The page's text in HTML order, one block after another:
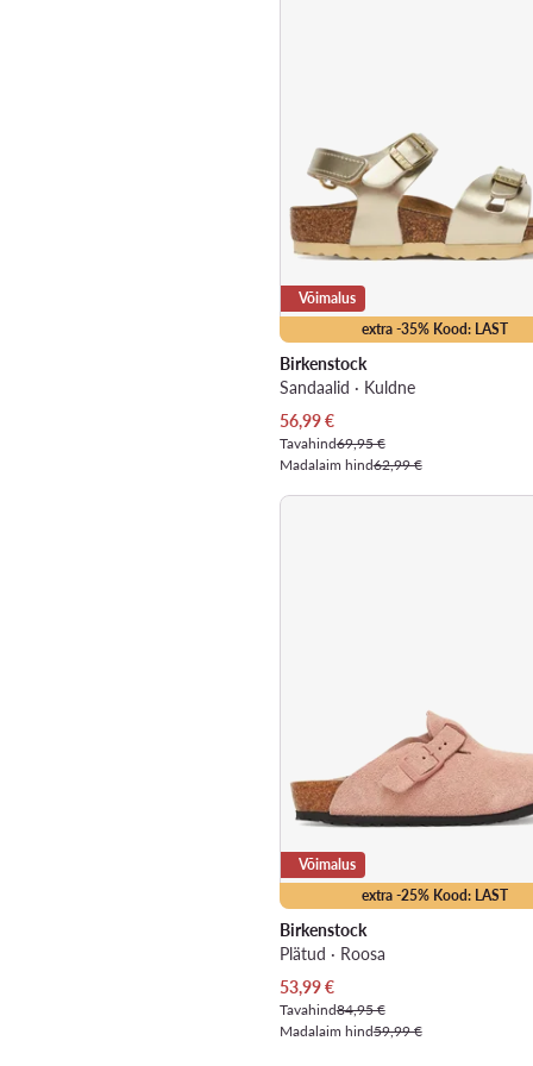
extra -35% Kood: LAST
Võimalus
Birkenstock
Sandaalid · Kuldne
Praegune hind
56,99€
Tavahind69,95 €
Madalaim hind62,99 €
extra -25% Kood: LAST
Võimalus
Birkenstock
Plätud · Roosa
Praegune hind
53,99€
Tavahind84,95 €
Madalaim hind59,99 €